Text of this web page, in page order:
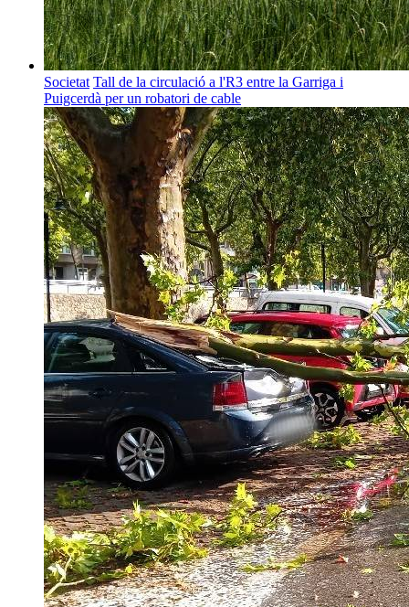
Societat Tall de la circulació a l'R3 entre la Garriga i
Puigcerdà per un robatori de cable